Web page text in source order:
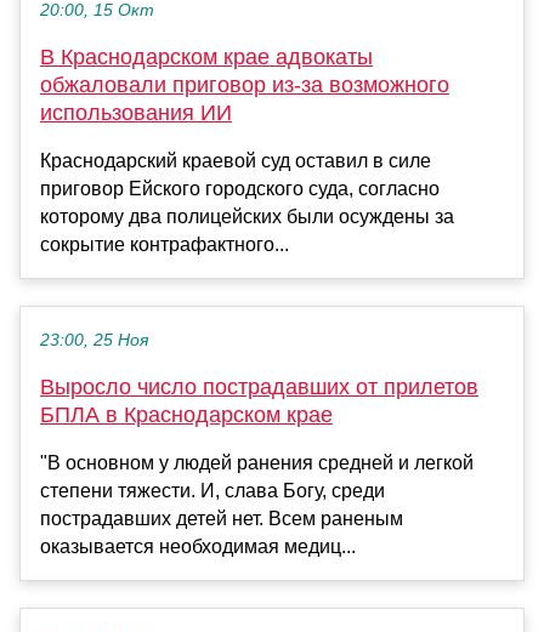
20:00, 15 Окт
В Краснодарском крае адвокаты
обжаловали приговор из-за возможного
использования ИИ
Краснодарский краевой суд оставил в силе
приговор Ейского городского суда, согласно
которому два полицейских были осуждены за
сокрытие контрафактного...
23:00, 25 Ноя
Выросло число пострадавших от прилетов
БПЛА в Краснодарском крае
"В основном у людей ранения средней и легкой
степени тяжести. И, слава Богу, среди
пострадавших детей нет. Всем раненым
оказывается необходимая медиц...